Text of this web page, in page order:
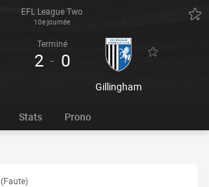
EFL League Two
10e journée
Terminé
2 - 0
Gillingham
Stats Prono
(Faute)